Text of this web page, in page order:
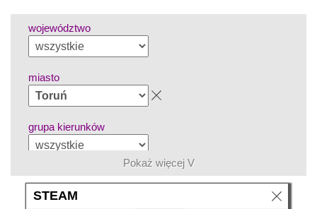
województwo
miasto
grupa kierunków
język
Pokaż więcej V